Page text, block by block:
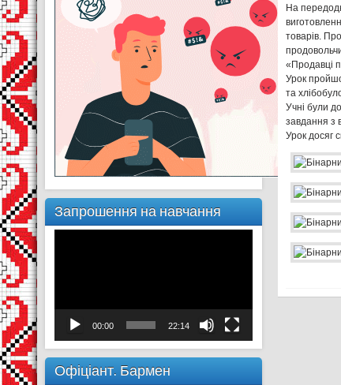
Запрошення на навчання
00:00 22:14
Офіціант. Бармен
На
товарів.
«Продавці
Урок
та
Учні були
завдання з
Урок досяг